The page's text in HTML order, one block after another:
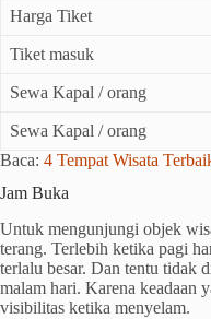
Harga Tiket
Tiket masuk
Sewa Kapal / orang
Sewa Kapal / orang
Baca: 4 Tempat Wisata
Jam Buka
Untuk mengunjungi objek
terang. Terlebih ketika pagi
terlalu besar. Dan tentu tidak
malam hari. Karena keadaan
visibilitas ketika menyelam.